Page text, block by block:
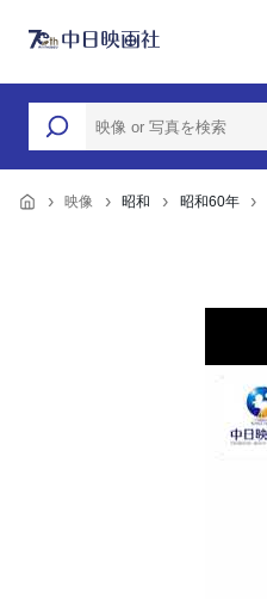
映像 昭和 昭和60年